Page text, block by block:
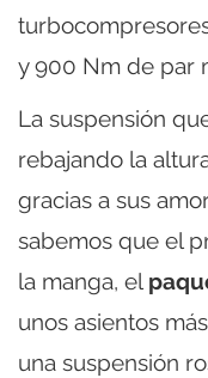
y 900 Nm de par
La suspensión
rebajando la
gracias a sus
sabemos que el
la manga, el
unos asientos
una suspensión